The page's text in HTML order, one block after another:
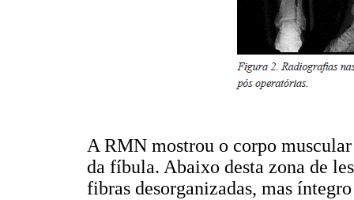
A RMN mostrou o corpo
da fíbula. Abaixo desta zona de
fibras desorganizadas, mas